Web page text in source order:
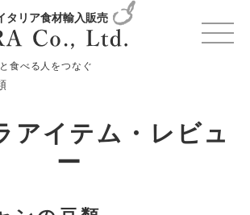
タリア食材輸入販売
食べる人をつなぐ
アサクラアイテム
アイテム・レビュ
ー